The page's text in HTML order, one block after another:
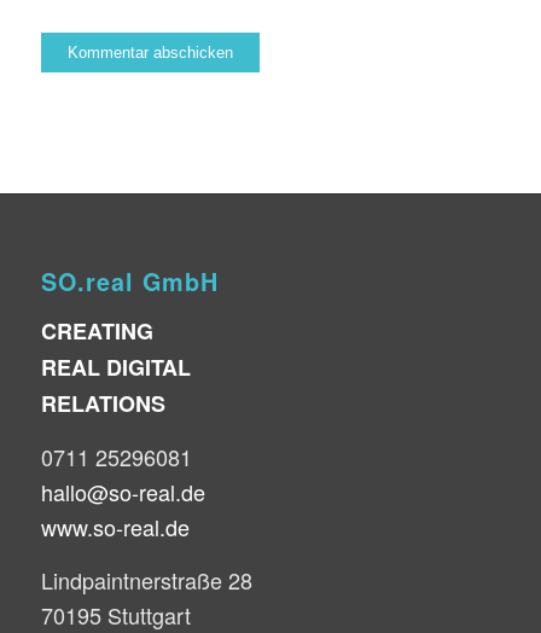
SO.real GmbH
CREATING
REAL DIGITAL
RELATIONS
0711 25296081
hallo@so-real.de
www.so-real.de
Lindpaintnerstraße 28
70195 Stuttgart